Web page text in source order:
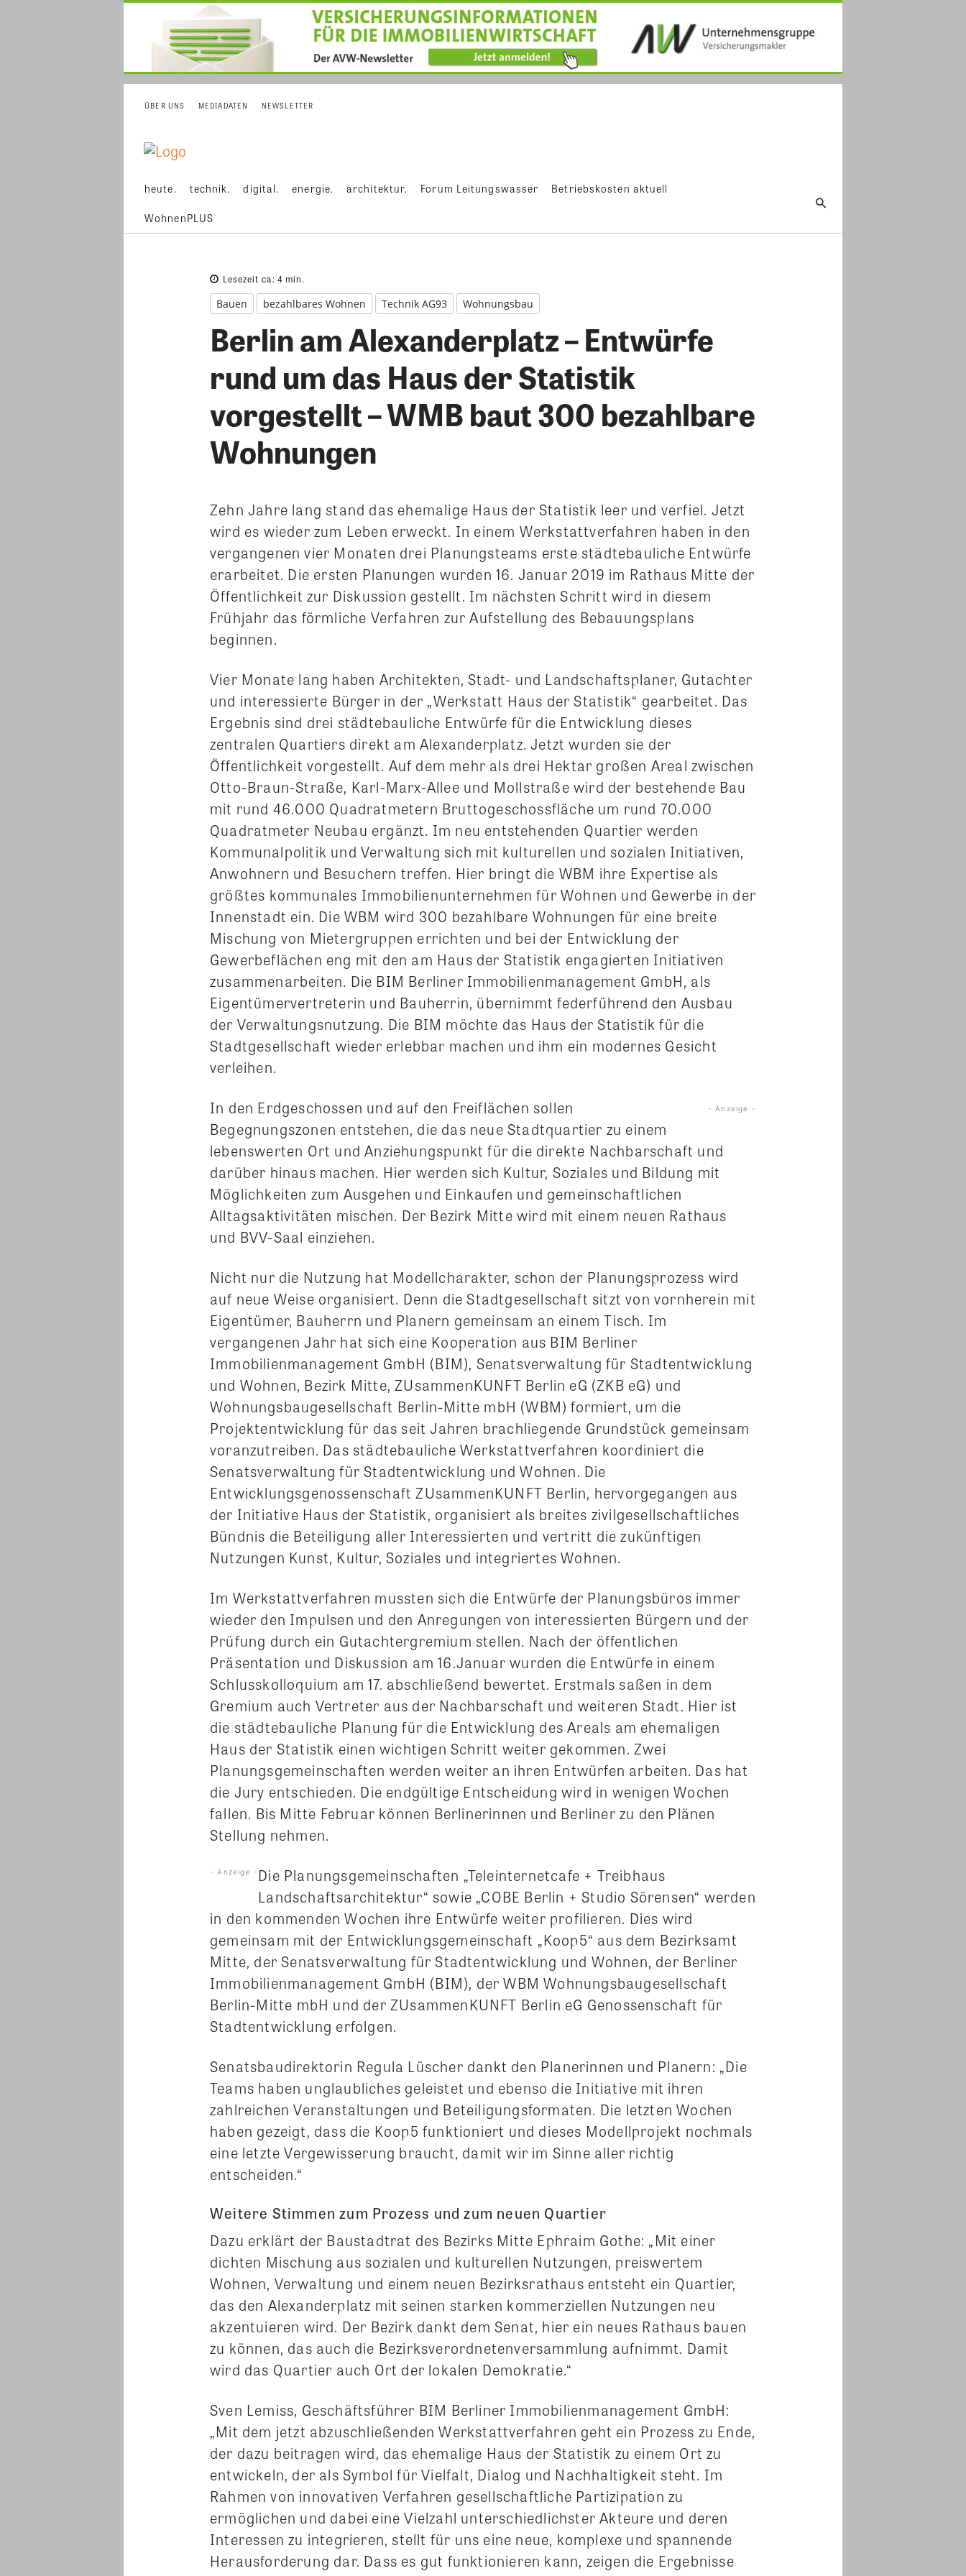
ÜBER UNS MEDIADATEN NEWSLETTER
heute. technik. digital. energie. architektur. Forum Leitungswasser Betriebskosten aktuell
WohnenPLUS
Lesezeit ca: 4 min.
Bauen bezahlbares Wohnen Technik AG93 Wohnungsbau
Berlin am Alexanderplatz – Entwürfe
rund um das Haus der Statistik
vorgestellt – WMB baut 300 bezahlbare
Wohnungen
Zehn Jahre lang stand das ehemalige Haus der Statistik leer und verfiel. Jetzt
wird es wieder zum Leben erweckt. In einem Werkstattverfahren haben in den
vergangenen vier Monaten drei Planungsteams erste städtebauliche Entwürfe
erarbeitet. Die ersten Planungen wurden 16. Januar 2019 im Rathaus Mitte der
Öffentlichkeit zur Diskussion gestellt. Im nächsten Schritt wird in diesem
Frühjahr das förmliche Verfahren zur Aufstellung des Bebauungsplans
beginnen.
Vier Monate lang haben Architekten, Stadt- und Landschaftsplaner, Gutachter
und interessierte Bürger in der „Werkstatt Haus der Statistik“ gearbeitet. Das
Ergebnis sind drei städtebauliche Entwürfe für die Entwicklung dieses
zentralen Quartiers direkt am Alexanderplatz. Jetzt wurden sie der
Öffentlichkeit vorgestellt. Auf dem mehr als drei Hektar großen Areal zwischen
Otto-Braun-Straße, Karl-Marx-Allee und Mollstraße wird der bestehende Bau
mit rund 46.000 Quadratmetern Bruttogeschossfläche um rund 70.000
Quadratmeter Neubau ergänzt. Im neu entstehenden Quartier werden
Kommunalpolitik und Verwaltung sich mit kulturellen und sozialen Initiativen,
Anwohnern und Besuchern treffen. Hier bringt die WBM ihre Expertise als
größtes kommunales Immobilienunternehmen für Wohnen und Gewerbe in der
Innenstadt ein. Die WBM wird 300 bezahlbare Wohnungen für eine breite
Mischung von Mietergruppen errichten und bei der Entwicklung der
Gewerbeflächen eng mit den am Haus der Statistik engagierten Initiativen
zusammenarbeiten. Die BIM Berliner Immobilienmanagement GmbH, als
Eigentümervertreterin und Bauherrin, übernimmt federführend den Ausbau
der Verwaltungsnutzung. Die BIM möchte das Haus der Statistik für die
Stadtgesellschaft wieder erlebbar machen und ihm ein modernes Gesicht
verleihen.
- Anzeige -
In den Erdgeschossen und auf den Freiflächen sollen
Begegnungszonen entstehen, die das neue Stadtquartier zu einem
lebenswerten Ort und Anziehungspunkt für die direkte Nachbarschaft und
darüber hinaus machen. Hier werden sich Kultur, Soziales und Bildung mit
Möglichkeiten zum Ausgehen und Einkaufen und gemeinschaftlichen
Alltagsaktivitäten mischen. Der Bezirk Mitte wird mit einem neuen Rathaus
und BVV-Saal einziehen.
Nicht nur die Nutzung hat Modellcharakter, schon der Planungsprozess wird
auf neue Weise organisiert. Denn die Stadtgesellschaft sitzt von vornherein mit
Eigentümer, Bauherrn und Planern gemeinsam an einem Tisch. Im
vergangenen Jahr hat sich eine Kooperation aus BIM Berliner
Immobilienmanagement GmbH (BIM), Senatsverwaltung für Stadtentwicklung
und Wohnen, Bezirk Mitte, ZUsammenKUNFT Berlin eG (ZKB eG) und
Wohnungsbaugesellschaft Berlin-Mitte mbH (WBM) formiert, um die
Projektentwicklung für das seit Jahren brachliegende Grundstück gemeinsam
voranzutreiben. Das städtebauliche Werkstattverfahren koordiniert die
Senatsverwaltung für Stadtentwicklung und Wohnen. Die
Entwicklungsgenossenschaft ZUsammenKUNFT Berlin, hervorgegangen aus
der Initiative Haus der Statistik, organisiert als breites zivilgesellschaftliches
Bündnis die Beteiligung aller Interessierten und vertritt die zukünftigen
Nutzungen Kunst, Kultur, Soziales und integriertes Wohnen.
Im Werkstattverfahren mussten sich die Entwürfe der Planungsbüros immer
wieder den Impulsen und den Anregungen von interessierten Bürgern und der
Prüfung durch ein Gutachtergremium stellen. Nach der öffentlichen
Präsentation und Diskussion am 16.Januar wurden die Entwürfe in einem
Schlusskolloquium am 17. abschließend bewertet. Erstmals saßen in dem
Gremium auch Vertreter aus der Nachbarschaft und weiteren Stadt. Hier ist
die städtebauliche Planung für die Entwicklung des Areals am ehemaligen
Haus der Statistik einen wichtigen Schritt weiter gekommen. Zwei
Planungsgemeinschaften werden weiter an ihren Entwürfen arbeiten. Das hat
die Jury entschieden. Die endgültige Entscheidung wird in wenigen Wochen
fallen. Bis Mitte Februar können Berlinerinnen und Berliner zu den Plänen
Stellung nehmen.
- Anzeige - Die Planungsgemeinschaften „Teleinternetcafe + Treibhaus
Landschaftsarchitektur“ sowie „COBE Berlin + Studio Sörensen“ werden
in den kommenden Wochen ihre Entwürfe weiter profilieren. Dies wird
gemeinsam mit der Entwicklungsgemeinschaft „Koop5“ aus dem Bezirksamt
Mitte, der Senatsverwaltung für Stadtentwicklung und Wohnen, der Berliner
Immobilienmanagement GmbH (BIM), der WBM Wohnungsbaugesellschaft
Berlin-Mitte mbH und der ZUsammenKUNFT Berlin eG Genossenschaft für
Stadtentwicklung erfolgen.
Senatsbaudirektorin Regula Lüscher dankt den Planerinnen und Planern: „Die
Teams haben unglaubliches geleistet und ebenso die Initiative mit ihren
zahlreichen Veranstaltungen und Beteiligungsformaten. Die letzten Wochen
haben gezeigt, dass die Koop5 funktioniert und dieses Modellprojekt nochmals
eine letzte Vergewisserung braucht, damit wir im Sinne aller richtig
entscheiden.“
Weitere Stimmen zum Prozess und zum neuen Quartier
Dazu erklärt der Baustadtrat des Bezirks Mitte Ephraim Gothe: „Mit einer
dichten Mischung aus sozialen und kulturellen Nutzungen, preiswertem
Wohnen, Verwaltung und einem neuen Bezirksrathaus entsteht ein Quartier,
das den Alexanderplatz mit seinen starken kommerziellen Nutzungen neu
akzentuieren wird. Der Bezirk dankt dem Senat, hier ein neues Rathaus bauen
zu können, das auch die Bezirksverordnetenversammlung aufnimmt. Damit
wird das Quartier auch Ort der lokalen Demokratie.“
Sven Lemiss, Geschäftsführer BIM Berliner Immobilienmanagement GmbH:
„Mit dem jetzt abzuschließenden Werkstattverfahren geht ein Prozess zu Ende,
der dazu beitragen wird, das ehemalige Haus der Statistik zu einem Ort zu
entwickeln, der als Symbol für Vielfalt, Dialog und Nachhaltigkeit steht. Im
Rahmen von innovativen Verfahren gesellschaftliche Partizipation zu
ermöglichen und dabei eine Vielzahl unterschiedlichster Akteure und deren
Interessen zu integrieren, stellt für uns eine neue, komplexe und spannende
Herausforderung dar. Dass es gut funktionieren kann, zeigen die Ergebnisse